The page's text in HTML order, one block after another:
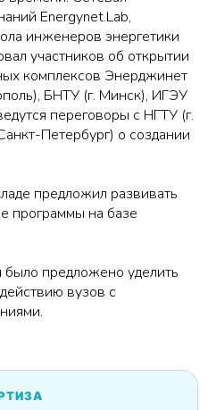
Energynet.Lab,
инженеров энергетики
участников об открытии
комплексов Энерджинет
БНТУ (г. Минск), ИГЭУ
переговоры с НГТУ (г.
Петербург) о создании
предложил развивать
программы на базе
предложено уделить
вузов с